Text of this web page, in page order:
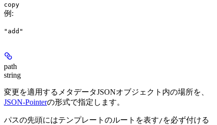
copy
例 :
"add"
path
string
変更を適用するメタデータJSONオブジェクト内の場所を、
JSON-Pointerの形式で指定します。
パスの先頭にはテンプレートのルートを表す / を必ず付ける